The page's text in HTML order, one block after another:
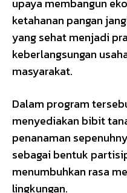
upaya membangun
ketahanan pangan
yang sehat menjadi
keberlangsungan
masyarakat.
Dalam program
menyediakan bibit
penanaman
sebagai bentuk
menumbuhkan rasa
lingkungan.